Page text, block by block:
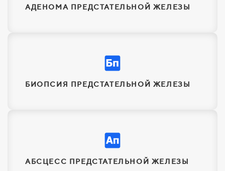
АДЕНОМА ПРЕДСТАТЕЛЬНОЙ ЖЕЛЕЗЫ
БИОПСИЯ ПРЕДСТАТЕЛЬНОЙ ЖЕЛЕЗЫ
АБСЦЕСС ПРЕДСТАТЕЛЬНОЙ ЖЕЛЕЗЫ